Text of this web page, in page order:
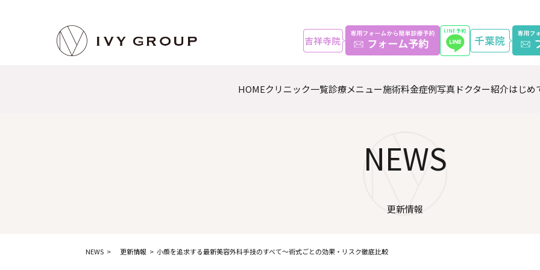
HOMEクリニック一覧診療メニュー施術料金症例写真ドクター紹介はじめ
NEWS
更新情報
NEWS 更新情報 小顔を追求する最新美容外科手技のすべて～術式ごとの効果・リスク徹底比較